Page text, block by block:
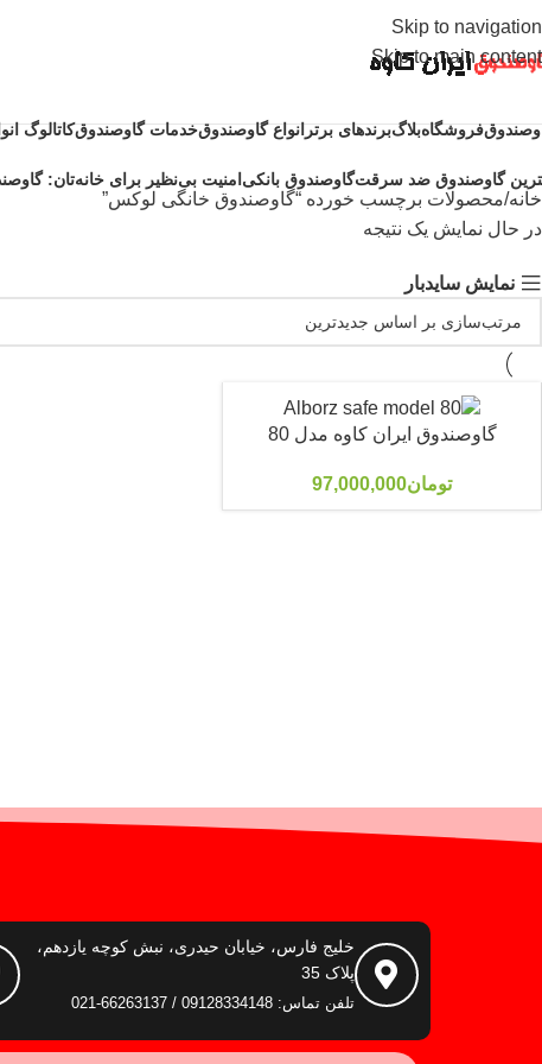
Skip to navigation
Skip to main content
فروشگاهبلاگبرندهای برترانواع گاوصندوقخدمات گاوصندوقکاتالوگ
گاوصندوق ضد سرقتگاوصندوق بانکیامنیت بی‌نظیر برای خانه‌تان:
خانه محصولات برچسب خورده “گاوصندوق خانگی لوکس”
در حال نمایش یک نتیجه
نمایش سایدبار
گاوصندوق ایران کاوه مدل 80
تومان97,000,000
خلیج فارس، خیابان حیدری، نبش کوچه یازدهم،
پلاک 35
تلفن تماس: 09128334148 / 66263137-021